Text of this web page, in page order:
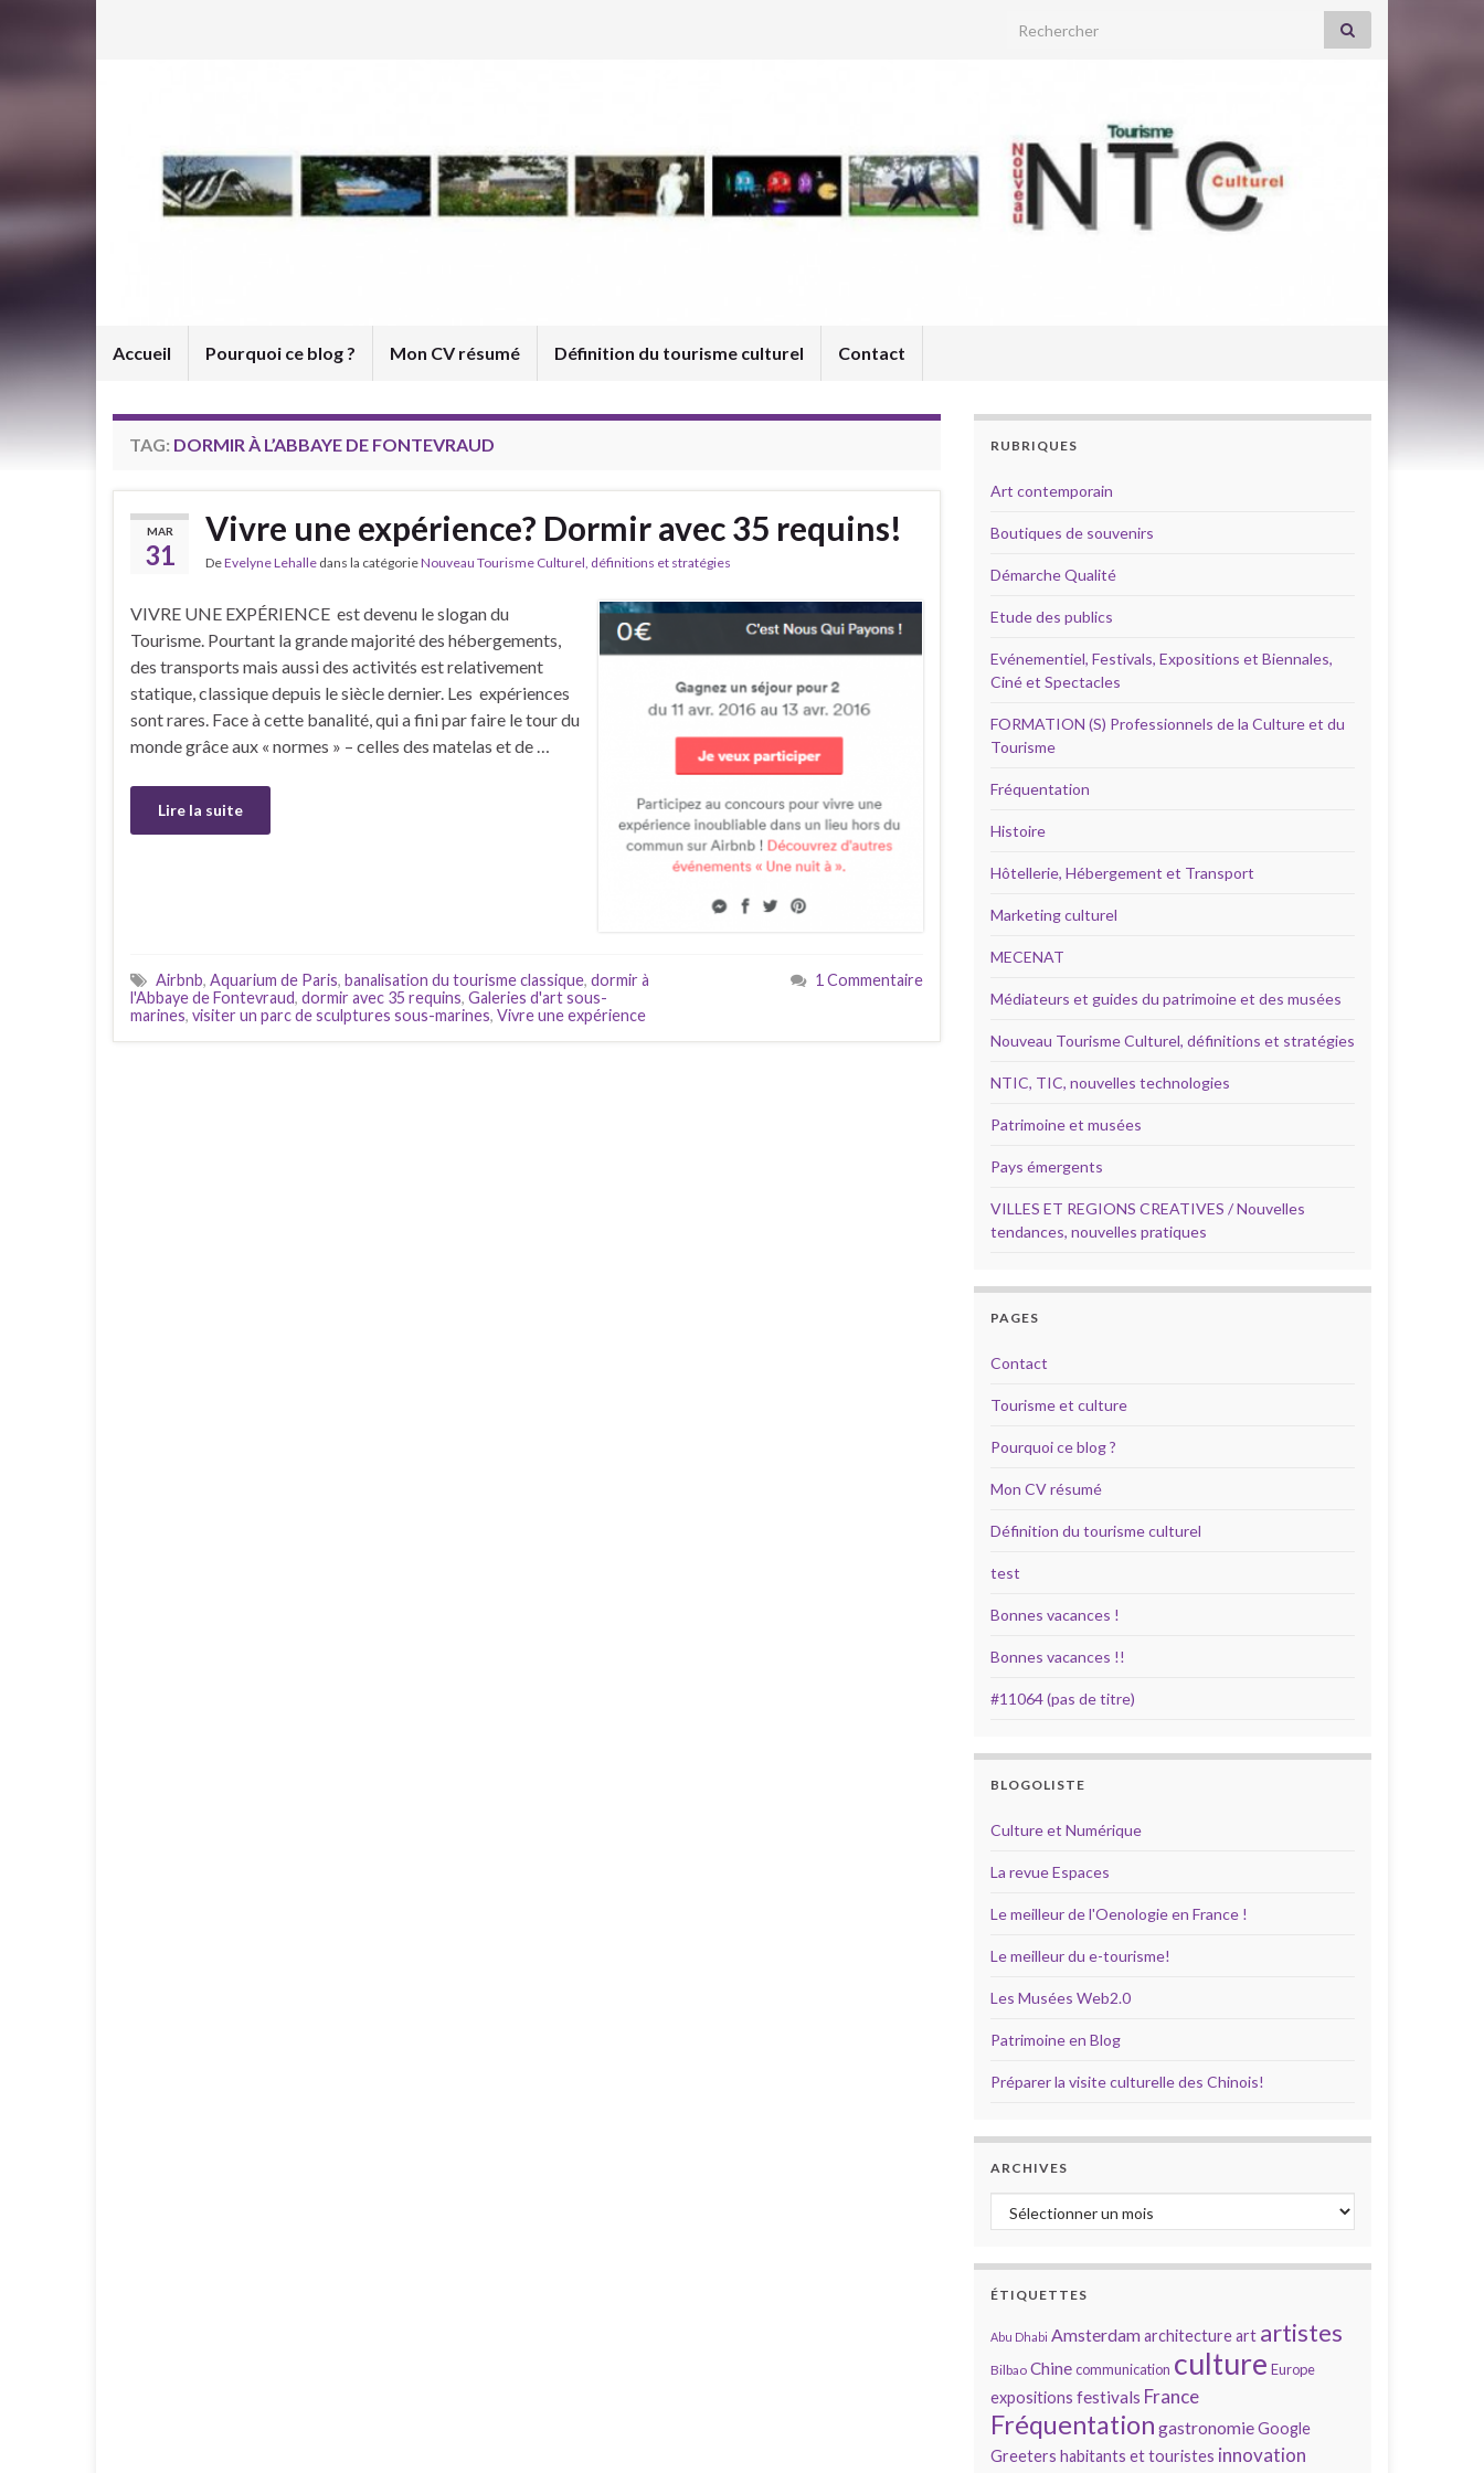
Search for:
Accueil Pourquoi ce blog ? Mon CV résumé Définition du tourisme culturel Contact
TAG: DORMIR À L’ABBAYE DE FONTEVRAUD
MAR
31
Vivre une expérience? Dormir avec 35 requins!
DeEvelyne Lehalle dans la catégorieNouveau Tourisme Culturel, définitions et stratégies
VIVRE UNE EXPÉRIENCE est devenu le slogan du
Tourisme. Pourtant la grande majorité des hébergements,
des transports mais aussi des activités est relativement
statique, classique depuis le siècle dernier. Les expériences
sont rares. Face à cette banalité, qui a fini par faire le tour du
monde grâce aux « normes » – celles des matelas et de …
Lire la suite
Airbnb, Aquarium de Paris, banalisation du tourisme classique, dormir à
l'Abbaye de Fontevraud, dormir avec 35 requins, Galeries d'art sous-
marines, visiter un parc de sculptures sous-marines, Vivre une expérience
1 Commentaire
RUBRIQUES
Art contemporain
Boutiques de souvenirs
Démarche Qualité
Etude des publics
Evénementiel, Festivals, Expositions et Biennales,
Ciné et Spectacles
FORMATION (S) Professionnels de la Culture et du
Tourisme
Fréquentation
Histoire
Hôtellerie, Hébergement et Transport
Marketing culturel
MECENAT
Médiateurs et guides du patrimoine et des musées
Nouveau Tourisme Culturel, définitions et stratégies
NTIC, TIC, nouvelles technologies
Patrimoine et musées
Pays émergents
VILLES ET REGIONS CREATIVES / Nouvelles
tendances, nouvelles pratiques
PAGES
Contact
Tourisme et culture
Pourquoi ce blog ?
Mon CV résumé
Définition du tourisme culturel
test
Bonnes vacances !
Bonnes vacances !!
#11064 (pas de titre)
BLOGOLISTE
Culture et Numérique
La revue Espaces
Le meilleur de l'Oenologie en France !
Le meilleur du e-tourisme!
Les Musées Web2.0
Patrimoine en Blog
Préparer la visite culturelle des Chinois!
ARCHIVES
Archives
ÉTIQUETTES
Abu Dhabi Amsterdamarchitectureart artistes
Bilbao Chinecommunication culture Europe
expositions festivals France
Fréquentation gastronomieGoogle
Greeters habitants et touristes innovation